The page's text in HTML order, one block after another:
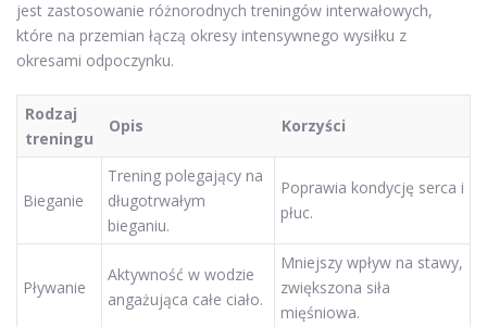
jest zastosowanie różnorodnych treningów interwałowych,
które na przemian łączą okresy intensywnego wysiłku z
okresami odpoczynku.
Rodzaj
treningu
Opis Korzyści
Bieganie
Trening polegający na
długotrwałym
bieganiu.
Poprawia kondycję serca i
płuc.
Pływanie
Aktywność w wodzie
angażująca całe ciało.
Mniejszy wpływ na stawy,
zwiększona siła
mięśniowa.